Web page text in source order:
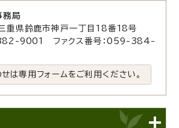
務局
県鈴鹿市神戸一丁目18番18号
9001 ファクス番号：059-384-
は専用フォームをご利用ください。